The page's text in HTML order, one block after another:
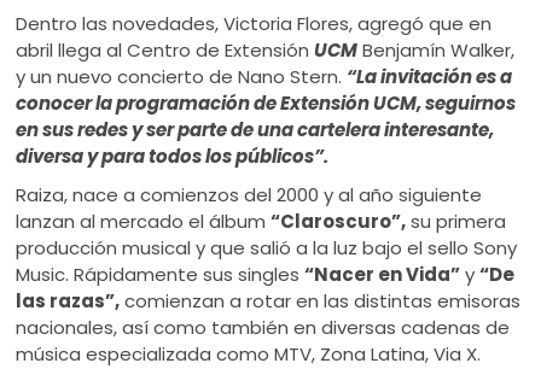
Dentro las novedades, Victoria Flores, agregó que en
abril llega al Centro de ExtensiónUCM Benjamín Walker,
y un nuevo concierto de Nano Stern. “La invitación es a
conocer la programación de Extensión UCM, seguirnos
en sus redes y ser parte de una cartelera interesante,
diversa y para todos los públicos”.
Raiza, nace a comienzos del 2000 y al año siguiente
lanzan al mercado el álbum“Claroscuro”,su primera
producción musical y que salió a la luz bajo el sello Sony
Music. Rápidamente sus singles“Nacer en Vida”y“De
las razas”,comienzan a rotar en las distintas emisoras
nacionales, así como también en diversas cadenas de
música especializada como MTV, Zona Latina, Via X.